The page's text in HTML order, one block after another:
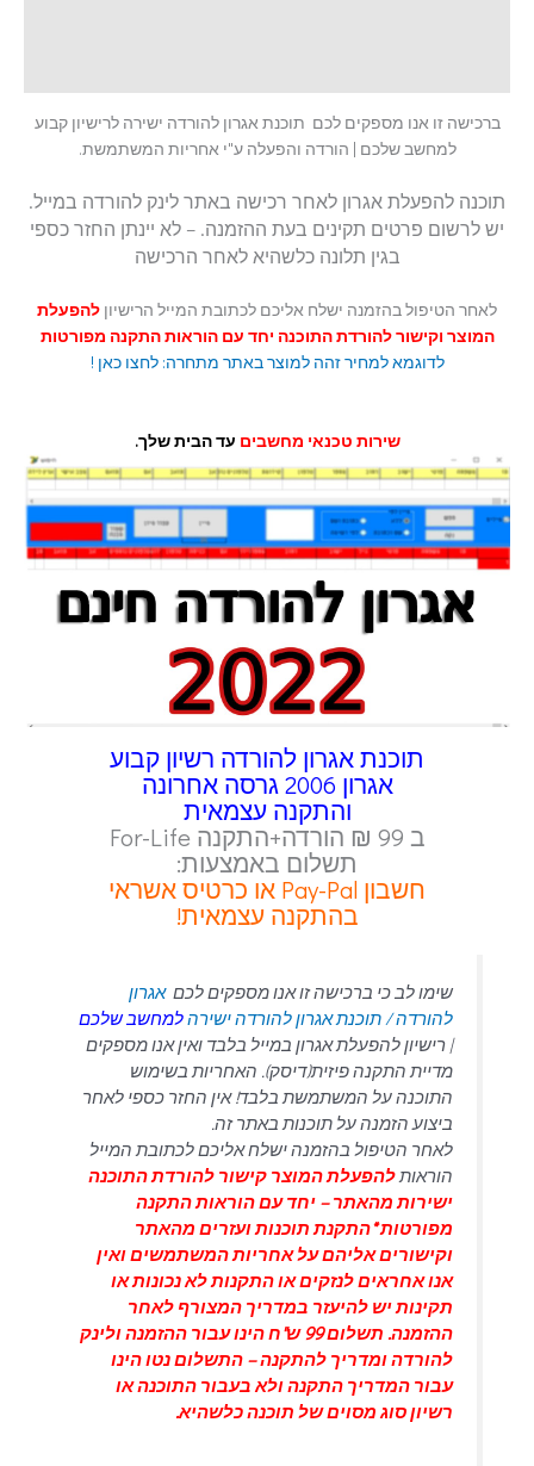
ברכישה זו אנו מספקים לכם תוכנת אגרון להורדה ישירה לרישיון קבוע
למחשב שלכם | הורדה והפעלה ע"י אחריות המשתמשת.
תוכנה להפעלתאגרון לאחר רכישה באתר לינק להורדה במייל.
יש לרשום פרטים תקינים בעת ההזמנה. – לא יינתן החזר כספי
בגין תלונה כלשהיא לאחר הרכישה
לאחר הטיפול בהזמנה ישלח אליכם לכתובת המייל הרישיון להפעלת
המוצר וקישור להורדת התוכנה יחד עם הוראות התקנה מפורטות
לדוגמא למחיר זהה למוצר באתר מתחרה: לחצו כאן !
שירות טכנאי מחשבים עד הבית שלך.
תוכנת אגרון להורדה רשיון קבוע
אגרון 2006 גרסה אחרונה
והתקנה עצמאית
ב 99 ₪ הורדה+התקנה For-Life
תשלום באמצעות:
חשבון Pay-Pal או כרטיס אשראי
בהתקנה עצמאית!
שימו לב כי ברכישה זו אנו מספקים לכםאגרון
להורדה / תוכנת אגרון להורדה ישירהלמחשב שלכם
| רישיון להפעלת אגרון במייל בלבד ואין אנו מספקים
מדיית התקנה פיזית(דיסק). האחריות בשימוש
התוכנה על המשתמשת בלבד! אין החזר כספי לאחר
ביצוע הזמנה על תוכנות באתר זה.
לאחר הטיפול בהזמנה ישלח אליכם לכתובת המייל
הוראותלהפעלת המוצר קישור להורדת התוכנה
ישירות מהאתר – יחד עם הוראות התקנה
מפורטות *התקנת תוכנות ועזרים מהאתר
וקישורים אליהם על אחריות המשתמשים ואין
אנו אחראים לנזקים או התקנות לא נכונות או
תקינות יש להיעזר במדריך המצורף לאחר
ההזמנה. תשלום 99 ש"ח הינו עבור ההזמנה ולינק
להורדה ומדריך להתקנה – התשלום נטו הינו
עבור המדריך התקנה ולא בעבור התוכנה או
רשיון סוג מסוים של תוכנה כלשהיא.